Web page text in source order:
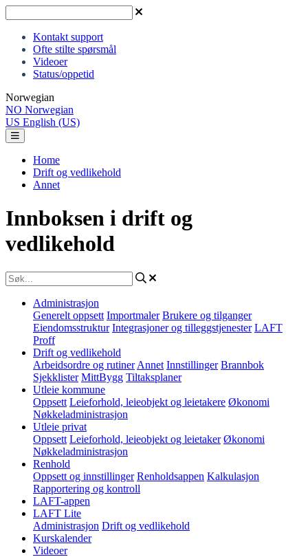
Kontakt support
Ofte stilte spørsmål
Videoer
Status/oppetid
Norwegian
NO Norwegian
US English (US)
Home
Drift og vedlikehold
Annet
Innboksen i drift og
vedlikehold
Administrasjon
Generelt oppsett Importmaler Brukere og tilganger
Eiendomsstruktur Integrasjoner og tilleggstjenester LAFT
Proff
Drift og vedlikehold
Arbeidsordre og rutiner Annet Innstillinger Brannbok
Sjekklister MittBygg Tiltaksplaner
Utleie kommune
Oppsett Leieforhold, leieobjekt og leietakere Økonomi
Nøkkeladministrasjon
Utleie privat
Oppsett Leieforhold, leieobjekt og leietaker Økonomi
Nøkkeladministrasjon
Renhold
Oppsett og innstillinger Renholdsappen Kalkulasjon
Rapportering og kontroll
LAFT-appen
LAFT Lite
Administrasjon Drift og vedlikehold
Kurskalender
Videoer